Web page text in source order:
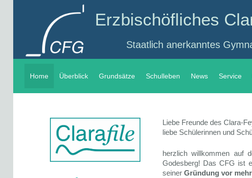
Erzbischöfliches
Staatlich anerkanntes
Home Überblick Grundsätze Schulleben News Service
Liebe Freunde des Clara-
liebe Schülerinnen und
herzlich willkommen auf
Godesberg! Das CFG ist
seinerGründung vor